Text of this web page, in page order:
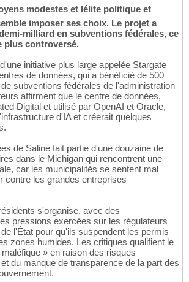
modestes et lélite politique et
imposer ses choix. Le projet a
milliard en subventions fédérales, ce
plus controversé.
initiative plus large appelée Stargate
de données, qui a bénéficié de 500
subventions fédérales de l'administration
affirment que le centre de données,
Digital et utilisé par OpenAI et Oracle,
d'IA et créerait quelques
de Saline fait partie d'une douzaine de
dans le Michigan qui rencontrent une
car les municipalités se sentent mal
contre les grandes entreprises
s'organise, avec des
pressions exercées sur les régulateurs
l'État pour qu'ils suspendent les permis
zones humides. Les critiques qualifient le
» en raison des risques
du manque de transparence de la part des